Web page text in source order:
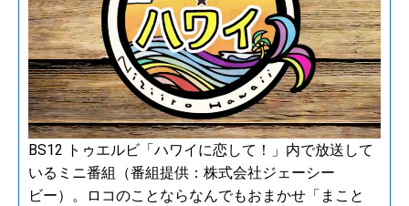
BS12 トゥエルビ「ハワイに恋して！」内で放送して
いるミニ番組（番組提供：株式会社ジェーシー
ビー）。ロコのことならなんでもおまかせ「まこと